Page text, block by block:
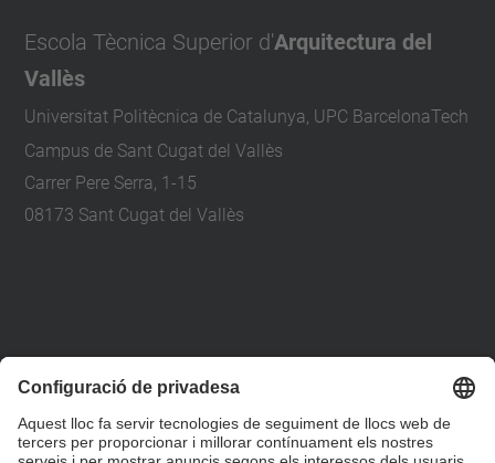
Escola Tècnica Superior d'Arquitectura del
Vallès
Universitat Politècnica de Catalunya, UPC BarcelonaTech
Campus de Sant Cugat del Vallès
Carrer Pere Serra, 1-15
08173 Sant Cugat del Vallès
etsav@upc.edu